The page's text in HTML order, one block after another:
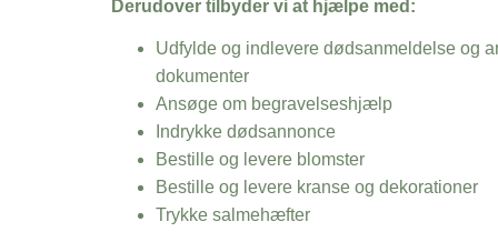
Derudover tilbyder vi at hjælpe med:
Udfylde og indlevere dødsanmeldelse og
dokumenter
Ansøge om begravelseshjælp
Indrykke dødsannonce
Bestille og levere blomster
Bestille og levere kranse og dekorationer
Trykke salmehæfter